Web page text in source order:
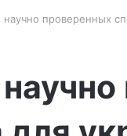
проверенных
неправильно
зеленый
29.07.2024